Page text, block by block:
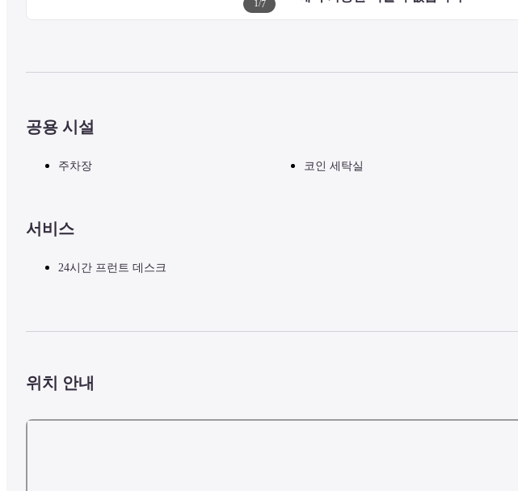
1/7
공용 시설
주차장 코인 세탁실
서비스
24시간 프런트 데스크
위치 안내